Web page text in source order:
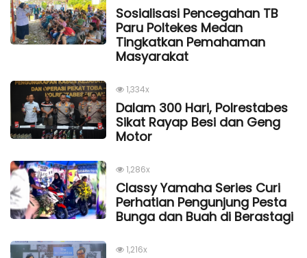
Sosialisasi Pencegahan TB
Paru Poltekes Medan
Tingkatkan Pemahaman
Masyarakat
1,334x
Dalam 300 Hari, Polrestabes
Sikat Rayap Besi dan Geng
Motor
1,286x
Classy Yamaha Series Curi
Perhatian Pengunjung Pesta
Bunga dan Buah di Berastagi
1,216x